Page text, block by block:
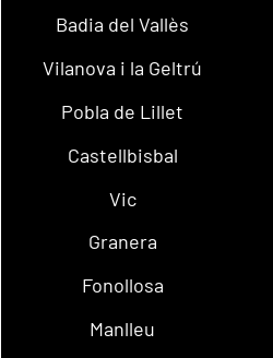
Badia del Vallès
Vilanova i la Geltrú
Pobla de Lillet
Castellbisbal
Vic
Granera
Fonollosa
Manlleu